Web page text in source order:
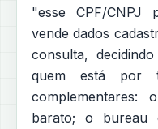
"esse CPF/CNPJ
vende dados
consulta,
quem está por
barato; o bureau